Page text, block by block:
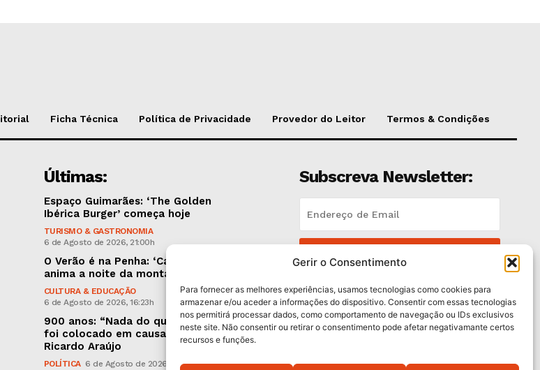
Gerir o Consentimento
Para fornecer as melhores experiências, usamos tecnologias como cookies para
armazenar e/ou aceder a informações do dispositivo. Consentir com essas tecnologias
nos permitirá processar dados, como comportamento de navegação ou IDs exclusivos
neste site. Não consentir ou retirar o consentimento pode afetar negativamante certos
recursos e funções.
Ficha Técnica Política de Privacidade Provedor do Leitor Termos & Condições
Últimas:
Espaço Guimarães: ‘The Golden
Ibérica Burger’ começa hoje
TURISMO & GASTRONOMIA
6 de Agosto de 2026, 21:00h
O Verão é na Penha: ‘Captain Boy’
anima a noite da montanha
CULTURA & EDUCAÇÃO
6 de Agosto de 2026, 16:23h
900 anos: “Nada do que vinha de trás
foi colocado em causa”, garante
Ricardo Araújo
POLÍTICA 6 de Agosto de 2026, 13:03h
Subscreva Newsletter:
Li e aceito aPolítica de Privacidade .